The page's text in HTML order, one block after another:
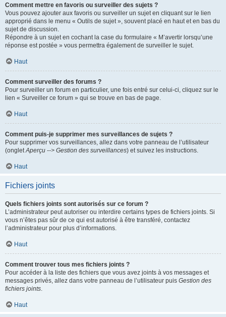
Comment mettre en favoris ou surveiller des sujets ?
Vous pouvez ajouter aux favoris ou surveiller un sujet en cliquant sur le lien
approprié dans le menu « Outils de sujet », souvent placé en haut et en bas du
sujet de discussion.
Répondre à un sujet en cochant la case du formulaire « M’avertir lorsqu’une
réponse est postée » vous permettra également de surveiller le sujet.
Haut
Comment surveiller des forums ?
Pour surveiller un forum en particulier, une fois entré sur celui-ci, cliquez sur le
lien « Surveiller ce forum » qui se trouve en bas de page.
Haut
Comment puis-je supprimer mes surveillances de sujets ?
Pour supprimer vos surveillances, allez dans votre panneau de l’utilisateur
(ongletAperçu --> Gestion des surveillances) et suivez les instructions.
Haut
Fichiers joints
Quels fichiers joints sont autorisés sur ce forum ?
L’administrateur peut autoriser ou interdire certains types de fichiers joints. Si
vous n’êtes pas sûr de ce qui est autorisé à être transféré, contactez
l’administrateur pour plus d’informations.
Haut
Comment trouver tous mes fichiers joints ?
Pour accéder à la liste des fichiers que vous avez joints à vos messages et
messages privés, allez dans votre panneau de l’utilisateur puis Gestion des
fichiers joints.
Haut